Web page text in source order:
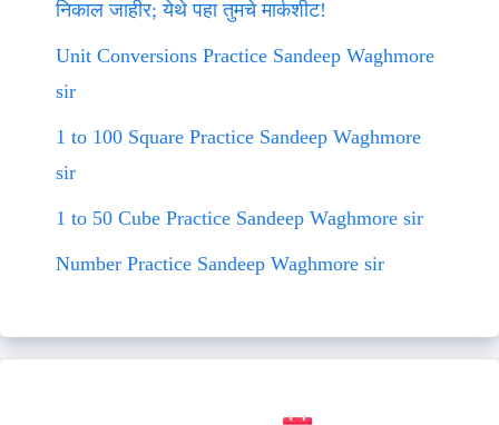
निकाल जाहीर; येथे पहा तुमचे मार्कशीट!
Unit Conversions Practice Sandeep Waghmore
sir
1 to 100 Square Practice Sandeep Waghmore
sir
1 to 50 Cube Practice Sandeep Waghmore sir
Number Practice Sandeep Waghmore sir